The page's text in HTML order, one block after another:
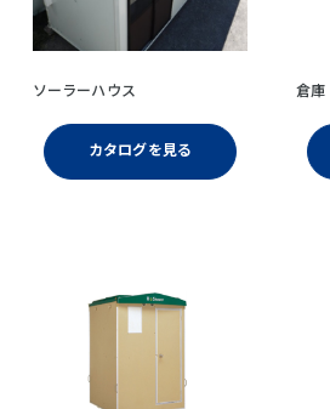
ソーラーハウス
カタログを見る
倉庫